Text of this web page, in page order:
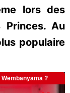
lors des
Princes. Au
populaire